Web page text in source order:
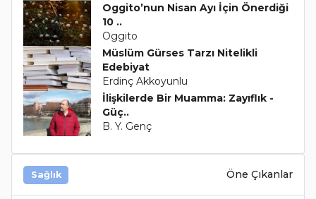
Oggito’nun Nisan Ayı İçin Önerdiği
10 ..
Oggito
Müslüm Gürses Tarzı Nitelikli
Edebiyat
Erdinç Akkoyunlu
İlişkilerde Bir Muamma: Zayıflık -
Güç..
B. Y. Genç
Sağlık Öne Çıkanlar